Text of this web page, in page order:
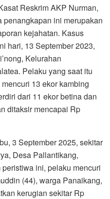
Reskrim AKP Nurman,
ini merupakan
kejahatan. Kasus
hari, 13 September 2023,
Kelurahan
Pelaku yang saat itu
13 ekor kambing
dari 11 ekor betina dan
ditaksir mencapai Rp
3 September 2025, sekitar
Desa Pallantikang,
ini, pelaku mencuri
(44), warga Panaikang,
kerugian sekitar Rp